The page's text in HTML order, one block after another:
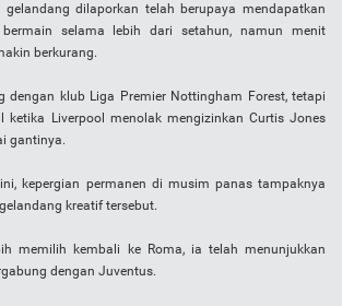
gelandang dilaporkan telah berupaya mendapatkan
selama lebih dari setahun, namun menit
berkurang.
dengan klub Liga Premier Nottingham Forest, tetapi
ketika Liverpool menolak mengizinkan Curtis Jones
gantinya.
kepergian permanen di musim panas tampaknya
kreatif tersebut.
memilih kembali ke Roma, ia telah menunjukkan
dengan Juventus.